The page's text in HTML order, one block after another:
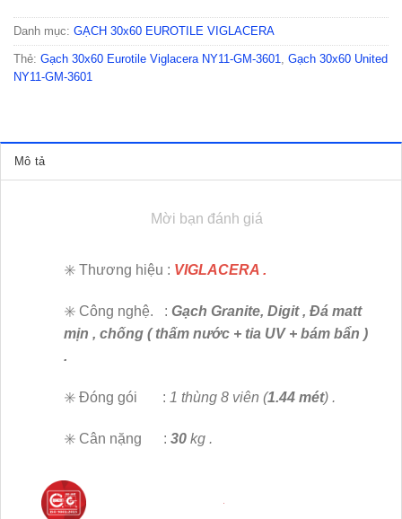
Danh mục: GẠCH 30x60 EUROTILE VIGLACERA
Thẻ: Gạch 30x60 Eurotile Viglacera NY11-GM-3601
Gạch 30x60 United
NY11-GM-3601
Mô tả
Mời bạn đánh giá
✳️ Thương hiệu : VIGLACERA .
✳️ Công nghệ. : Gạch Granite, Digit , Đá matt
mịn , chống ( thấm nước + tia UV + bám bẩn )
.
✳️ Đóng gói : 1 thùng 8 viên (1.44 mét) .
✳️ Cân nặng : 30 kg .